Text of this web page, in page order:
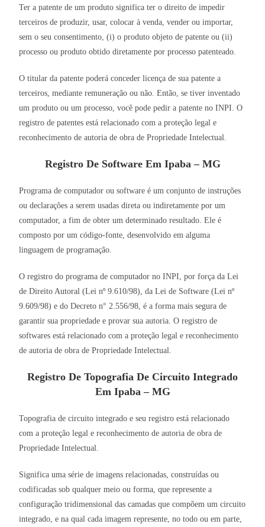
Ter a patente de um produto significa ter o direito de impedir
terceiros de produzir, usar, colocar à venda, vender ou importar,
sem o seu consentimento, (i) o produto objeto de patente ou (ii)
processo ou produto obtido diretamente por processo patenteado.
O titular da patente poderá conceder licença de sua patente a
terceiros, mediante remuneração ou não. Então, se tiver inventado
um produto ou um processo, você pode pedir a patente no INPI. O
registro de patentes está relacionado com a proteção legal e
reconhecimento de autoria de obra de Propriedade Intelectual.
Registro De Software Em Ipaba – MG
Programa de computador ou software é um conjunto de instruções
ou declarações a serem usadas direta ou indiretamente por um
computador, a fim de obter um determinado resultado. Ele é
composto por um código-fonte, desenvolvido em alguma
linguagem de programação.
O registro do programa de computador no INPI, por força da Lei
de Direito Autoral (Lei nº 9.610/98), da Lei de Software (Lei nº
9.609/98) e do Decreto n° 2.556/98, é a forma mais segura de
garantir sua propriedade e provar sua autoria. O registro de
softwares está relacionado com a proteção legal e reconhecimento
de autoria de obra de Propriedade Intelectual.
Registro De Topografia De Circuito Integrado
Em Ipaba – MG
Topografia de circuito integrado e seu registro está relacionado
com a proteção legal e reconhecimento de autoria de obra de
Propriedade Intelectual.
Significa uma série de imagens relacionadas, construídas ou
codificadas sob qualquer meio ou forma, que represente a
configuração tridimensional das camadas que compõem um circuito
integrado, e na qual cada imagem represente, no todo ou em parte,